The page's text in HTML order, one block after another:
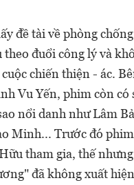
đề tài về phòng
theo đuổi công lý và
chiến thiện - ác.
Vu Yến, phim còn có
nổi danh như Lâm
Minh... Trước đó
tham gia, thế
đã không xuất